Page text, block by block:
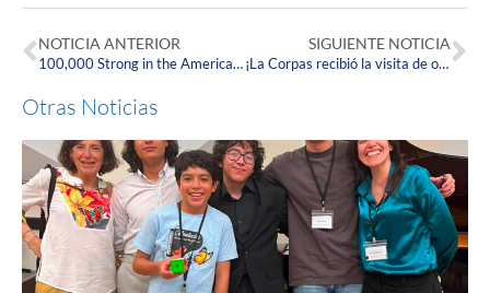
NOTICIA ANTERIOR
100,000 Strong in the Americas destaca como ejemplo de excelencia e impacto a la Fundación Universitaria Juan N. Corpas
SIGUIENTE NOTICIA
¡La Corpas recibió la visita de ocho beneficiarios del Proyecto Framing Peace!
Otras Noticias